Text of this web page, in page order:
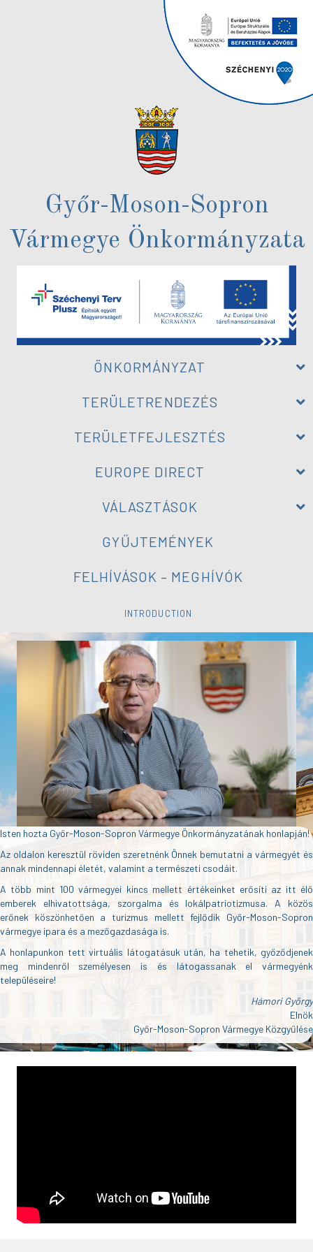
Győr-Moson-Sopron
Vármegye Önkormányzata
ÖNKORMÁNYZAT
TERÜLETRENDEZÉS
TERÜLETFEJLESZTÉS
EUROPE DIRECT
VÁLASZTÁSOK
GYŰJTEMÉNYEK
FELHÍVÁSOK – MEGHÍVÓK
INTRODUCTION
Isten hozta Győr-Moson-Sopron Vármegye Önkormányzatának honlapján!
Az oldalon keresztül röviden szeretnénk Önnek bemutatni a vármegyét és
annak mindennapi életét, valamint a természeti csodáit.
A több mint 100 vármegyei kincs mellett értékeinket erősíti az itt élő
emberek elhivatottsága, szorgalma és lokálpatriotizmusa. A közös
erőnek köszönhetően a turizmus mellett fejlődik Győr-Moson-Sopron
vármegye ipara és a mezőgazdasága is.
A honlapunkon tett virtuális látogatásuk után, ha tehetik, győződjenek
meg mindenről személyesen is és látogassanak el vármegyénk
településeire!
Hámori György
Elnök
Győr-Moson-Sopron Vármegye Közgyűlése